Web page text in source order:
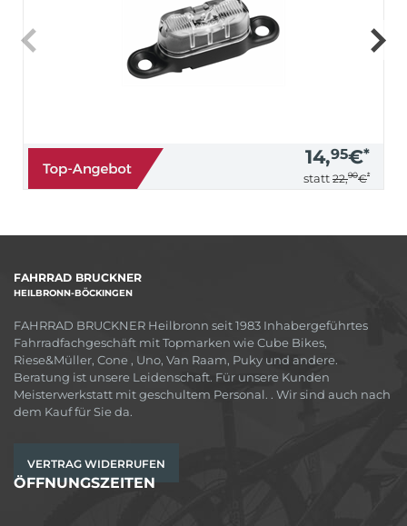
14,95€*
statt 22,90€*
FAHRRAD BRUCKNER
HEILBRONN-BÖCKINGEN
FAHRRAD BRUCKNER Heilbronn seit 1983 Inhabergeführtes
Fahrradfachgeschäft mit Topmarken wie Cube Bikes,
Riese&Müller, Cone , Uno, Van Raam, Puky und andere.
Beratung ist unsere Leidenschaft. Für unsere Kunden
Meisterwerkstatt mit geschultem Personal. . Wir sind auch nach
dem Kauf für Sie da.
VERTRAG WIDERRUFEN
ÖFFNUNGSZEITEN